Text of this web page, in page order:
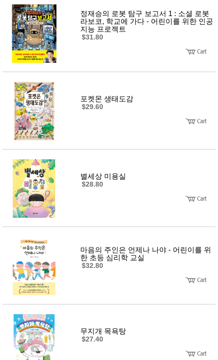
패션/잡
화
세탁세
제
일상 돋
보기
침구용
품
실/청소
용품
WALL
DECO
Pet
Supplies
화
공연/행
정재승의 로봇 탐구 보고서 1 : 소셜 로봇
라보코, 학교에 가다 - 어린이를 위한 인공
지능 프로젝트
$31.80
포켓몬 생태도감
$29.60
별세상 미용실
$28.80
마음의 주인은 언제나 나야 - 어린이를 위
한 초등 심리학 교실
$32.80
무지개 목욕탕
$27.40